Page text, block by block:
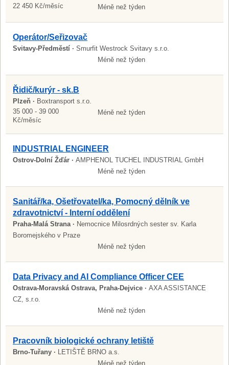
22 450 Kč/měsíc
Méně než týden
Operátor/Seřizovač
Svitavy-Předměstí · Smurfit Westrock Svitavy s.r.o.
Méně než týden
Řidič/kurýr - sk.B
Plzeň · Boxtransport s.r.o.
35 000 - 39 000
Kč/měsíc
Méně než týden
INDUSTRIAL ENGINEER
Ostrov-Dolní Žďár · AMPHENOL TUCHEL INDUSTRIAL GmbH
Méně než týden
Sanitář/ka, Ošetřovatel/ka, Pomocný dělník ve
zdravotnictví - Interní oddělení
Praha-Malá Strana · Nemocnice Milosrdných sester sv. Karla
Boromejského v Praze
Méně než týden
Data Privacy and AI Compliance Officer CEE
Ostrava-Moravská Ostrava, Praha-Dejvice · AXA ASSISTANCE
CZ, s.r.o.
Méně než týden
Pracovník biologické ochrany letiště
Brno-Tuřany · LETIŠTĚ BRNO a.s.
Méně než týden